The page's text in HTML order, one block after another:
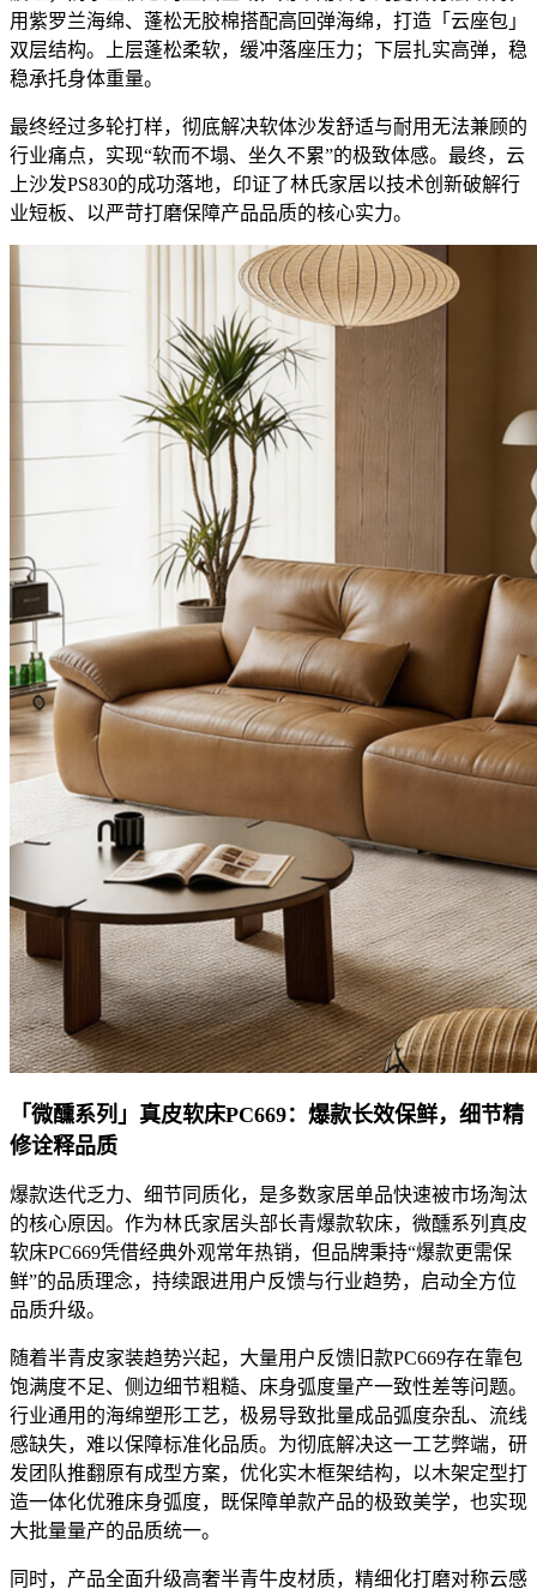
用紫罗兰海绵、蓬松无胶棉搭配高回弹海绵，打造「云座包」
双层结构。上层蓬松柔软，缓冲落座压力；下层扎实高弹，稳
稳承托身体重量。
最终经过多轮打样，彻底解决软体沙发舒适与耐用无法兼顾的
行业痛点，实现“软而不塌、坐久不累”的极致体感。最终，云
上沙发PS830的成功落地，印证了林氏家居以技术创新破解行
业短板、以严苛打磨保障产品品质的核心实力。
「微醺系列」真皮软床PC669：爆款长效保鲜，细节精
修诠释品质
爆款迭代乏力、细节同质化，是多数家居单品快速被市场淘汰
的核心原因。作为林氏家居头部长青爆款软床，微醺系列真皮
软床PC669凭借经典外观常年热销，但品牌秉持“爆款更需保
鲜”的品质理念，持续跟进用户反馈与行业趋势，启动全方位
品质升级。
随着半青皮家装趋势兴起，大量用户反馈旧款PC669存在靠包
饱满度不足、侧边细节粗糙、床身弧度量产一致性差等问题。
行业通用的海绵塑形工艺，极易导致批量成品弧度杂乱、流线
感缺失，难以保障标准化品质。为彻底解决这一工艺弊端，研
发团队推翻原有成型方案，优化实木框架结构，以木架定型打
造一体化优雅床身弧度，既保障单款产品的极致美学，也实现
大批量量产的品质统一。
同时，产品全面升级高奢半青牛皮材质，精细化打磨对称云感